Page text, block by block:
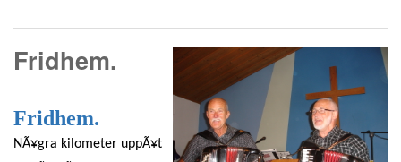
Fridhem.
Fridhem.
NÃ¥gra kilometer uppÃ¥t